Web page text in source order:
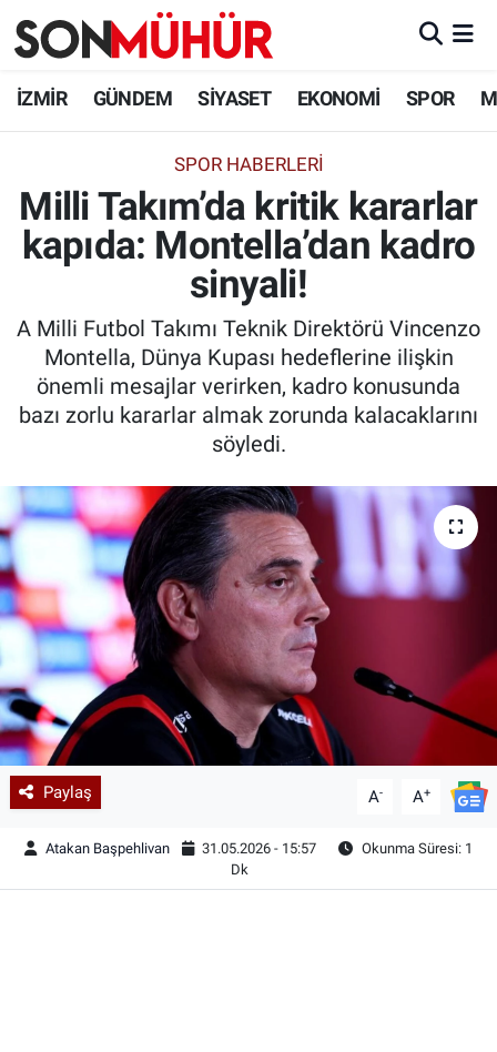
İZMİR GÜNDEM SİYASET EKONOMİ SPOR
SPOR HABERLERI
Milli Takım’da kritik kararlar
kapıda: Montella’dan kadro
sinyali!
A Milli Futbol Takımı Teknik Direktörü Vincenzo
Montella, Dünya Kupası hedeflerine ilişkin
önemli mesajlar verirken, kadro konusunda
bazı zorlu kararlar almak zorunda kalacaklarını
söyledi.
Paylaş A- A+
Atakan Başpehlivan 31.05.2026 - 15:57
Okunma Süresi: 1
Dk
İzmir Nöbetçi Eczaneler
İzmir Namaz Vakitleri
İzmir Trafik Yoğunluk Haritası
Süper Lig Puan Durumu ve Fikstür
Tüm Manşetler
Son Dakika Haberleri
Haber Arşivi